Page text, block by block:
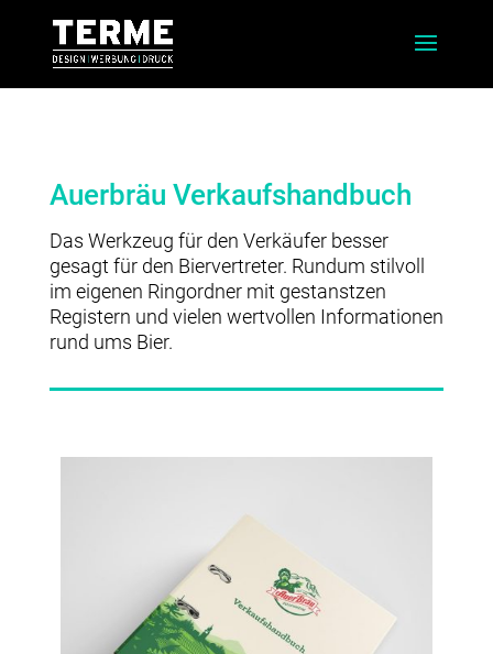
Auerbräu Verkaufshandbuch
Das Werkzeug für den Verkäufer besser
gesagt für den Biervertreter. Rundum stilvoll
im eigenen Ringordner mit gestanstzen
Registern und vielen wertvollen Informationen
rund ums Bier.